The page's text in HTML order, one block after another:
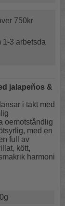
750kr
1-3 arbetsda
jalapeños &
i takt med
oemotståndlig
med en
full av
kött,
harmoni
i köket. Testa
glasyr